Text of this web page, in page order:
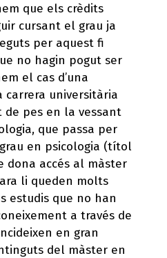
que els crèdits
cursant el grau ja
per aquest fi
no hagin pogut ser
el cas d’una
carrera universitària
de pes en la vessant
que passa per
en psicologia (títol
dona accés al màster
li queden molts
estudis que no han
a través de
en gran
del màster en